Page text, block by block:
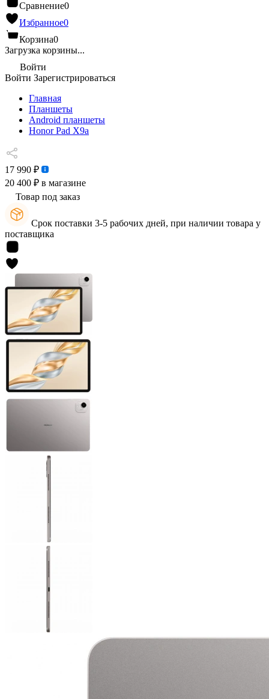
Сравнение0
Избранное0
Корзина0
Загрузка корзины...
Войти
Войти Зарегистрироваться
Главная
Планшеты
Android планшеты
Honor Pad X9a
17 990 ₽
20 400 ₽ в магазине
Товар под заказ
Срок поставки 3-5 рабочих дней, при наличии товара у
поставщика